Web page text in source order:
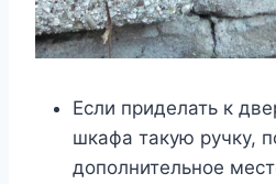
Если приделать к
шкафа такую ручку,
дополнительное